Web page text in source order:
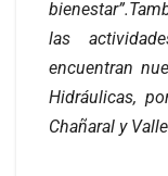
bienestar”.
las
encuentran
Hidráulicas,
Chañaral y